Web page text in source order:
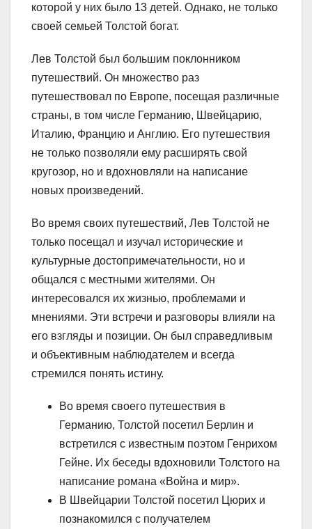
которой у них было 13 детей. Однако, не только
своей семьей Толстой богат.
Лев Толстой был большим поклонником
путешествий. Он множество раз
путешествовал по Европе, посещая различные
страны, в том числе Германию, Швейцарию,
Италию, Францию и Англию. Его путешествия
не только позволяли ему расширять свой
кругозор, но и вдохновляли на написание
новых произведений.
Во время своих путешествий, Лев Толстой не
только посещал и изучал исторические и
культурные достопримечательности, но и
общался с местными жителями. Он
интересовался их жизнью, проблемами и
мнениями. Эти встречи и разговоры влияли на
его взгляды и позиции. Он был справедливым
и объективным наблюдателем и всегда
стремился понять истину.
Во время своего путешествия в
Германию, Толстой посетил Берлин и
встретился с известным поэтом Генрихом
Гейне. Их беседы вдохновили Толстого на
написание романа «Война и мир».
В Швейцарии Толстой посетил Цюрих и
познакомился с получателем